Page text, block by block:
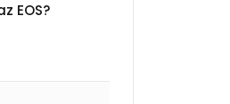
EOS?